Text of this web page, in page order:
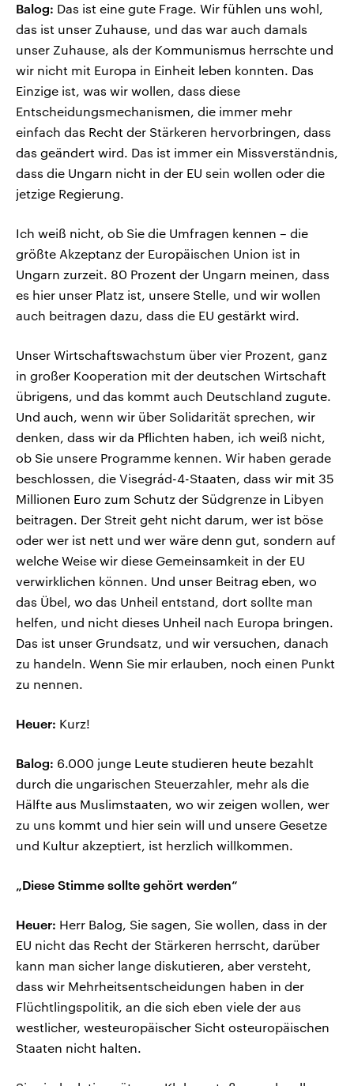
Balog: Das ist eine gute Frage. Wir fühlen uns wohl,
das ist unser Zuhause, und das war auch damals
unser Zuhause, als der Kommunismus herrschte und
wir nicht mit Europa in Einheit leben konnten. Das
Einzige ist, was wir wollen, dass diese
Entscheidungsmechanismen, die immer mehr
einfach das Recht der Stärkeren hervorbringen, dass
das geändert wird. Das ist immer ein Missverständnis,
dass die Ungarn nicht in der EU sein wollen oder die
jetzige Regierung.
Ich weiß nicht, ob Sie die Umfragen kennen – die
größte Akzeptanz der Europäischen Union ist in
Ungarn zurzeit. 80 Prozent der Ungarn meinen, dass
es hier unser Platz ist, unsere Stelle, und wir wollen
auch beitragen dazu, dass die EU gestärkt wird.
Unser Wirtschaftswachstum über vier Prozent, ganz
in großer Kooperation mit der deutschen Wirtschaft
übrigens, und das kommt auch Deutschland zugute.
Und auch, wenn wir über Solidarität sprechen, wir
denken, dass wir da Pflichten haben, ich weiß nicht,
ob Sie unsere Programme kennen. Wir haben gerade
beschlossen, die Visegrád-4-Staaten, dass wir mit 35
Millionen Euro zum Schutz der Südgrenze in Libyen
beitragen. Der Streit geht nicht darum, wer ist böse
oder wer ist nett und wer wäre denn gut, sondern auf
welche Weise wir diese Gemeinsamkeit in der EU
verwirklichen können. Und unser Beitrag eben, wo
das Übel, wo das Unheil entstand, dort sollte man
helfen, und nicht dieses Unheil nach Europa bringen.
Das ist unser Grundsatz, und wir versuchen, danach
zu handeln. Wenn Sie mir erlauben, noch einen Punkt
zu nennen.
Heuer: Kurz!
Balog: 6.000 junge Leute studieren heute bezahlt
durch die ungarischen Steuerzahler, mehr als die
Hälfte aus Muslimstaaten, wo wir zeigen wollen, wer
zu uns kommt und hier sein will und unsere Gesetze
und Kultur akzeptiert, ist herzlich willkommen.
„Diese Stimme sollte gehört werden“
Heuer: Herr Balog, Sie sagen, Sie wollen, dass in der
EU nicht das Recht der Stärkeren herrscht, darüber
kann man sicher lange diskutieren, aber versteht,
dass wir Mehrheitsentscheidungen haben in der
Flüchtlingspolitik, an die sich eben viele der aus
westlicher, westeuropäischer Sicht osteuropäischen
Staaten nicht halten.